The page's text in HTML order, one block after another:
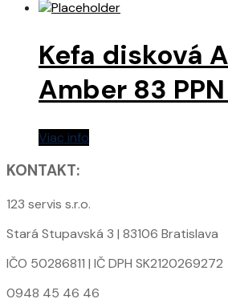
Kefa disková
Amber 83
Viac info
KONTAKT:
123 servis s.r.o.
Stará Stupavská 3 | 83106 Bratislava
IČO 50286811 | IČ DPH SK2120269272
0948 45 46 46